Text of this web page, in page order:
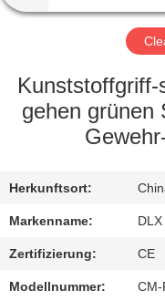
FABRIK-
SIE
MIT
UNS
IN
gehen grünen
Herkunftsort:
Markenname: DLX
Zertifizierung: CE
Modellnummer: CM-